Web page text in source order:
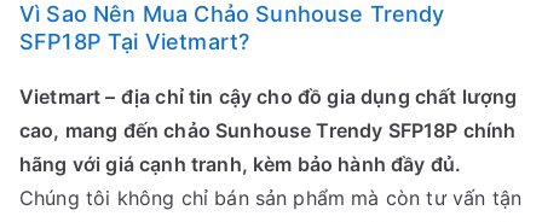
Vì Sao Nên Mua Chảo Sunhouse Trendy
SFP18P Tại Vietmart?
Vietmart – địa chỉ tin cậy cho đồ gia dụng chất lượng
cao, mang đến chảo Sunhouse Trendy SFP18P chính
hãng với giá cạnh tranh, kèm bảo hành đầy đủ.
Chúng tôi không chỉ bán sản phẩm mà còn tư vấn tận